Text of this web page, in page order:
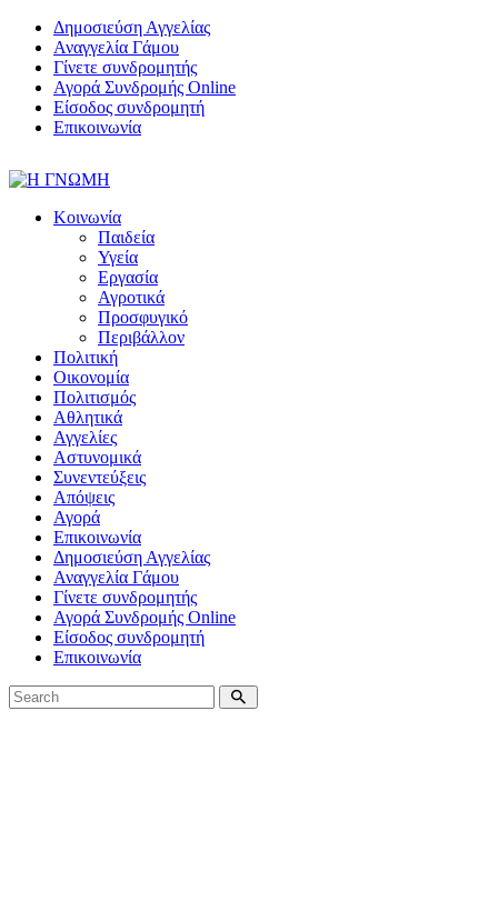
Δημοσιεύση Αγγελίας
Αναγγελία Γάμου
Γίνετε συνδρομητής
Αγορά Συνδρομής Online
Είσοδος συνδρομητή
Επικοινωνία
Κοινωνία
Παιδεία
Υγεία
Εργασία
Αγροτικά
Προσφυγικό
Περιβάλλον
Πολιτική
Οικονομία
Πολιτισμός
Αθλητικά
Αγγελίες
Αστυνομικά
Συνεντεύξεις
Απόψεις
Αγορά
Επικοινωνία
Δημοσιεύση Αγγελίας
Αναγγελία Γάμου
Γίνετε συνδρομητής
Αγορά Συνδρομής Online
Είσοδος συνδρομητή
Επικοινωνία